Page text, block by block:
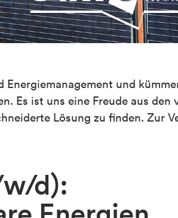
und
Es ist uns eine Freude aus den
Lösung zu finden. Zur
d):